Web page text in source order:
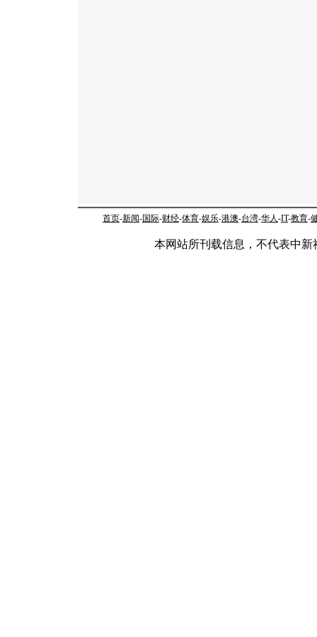
首页-新闻-国际-财经-体育-娱乐-港澳-台湾-华人-IT-教育-
本网站所刊载信息，不代表中